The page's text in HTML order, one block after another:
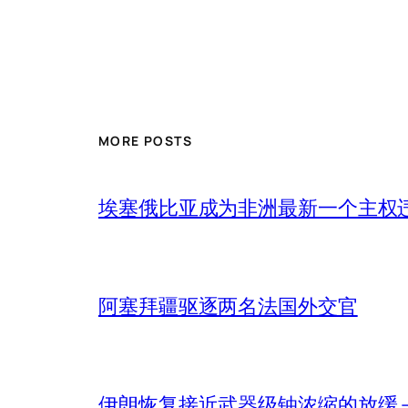
MORE POSTS
埃塞俄比亚成为非洲最新一个主权
阿塞拜疆驱逐两名法国外交官